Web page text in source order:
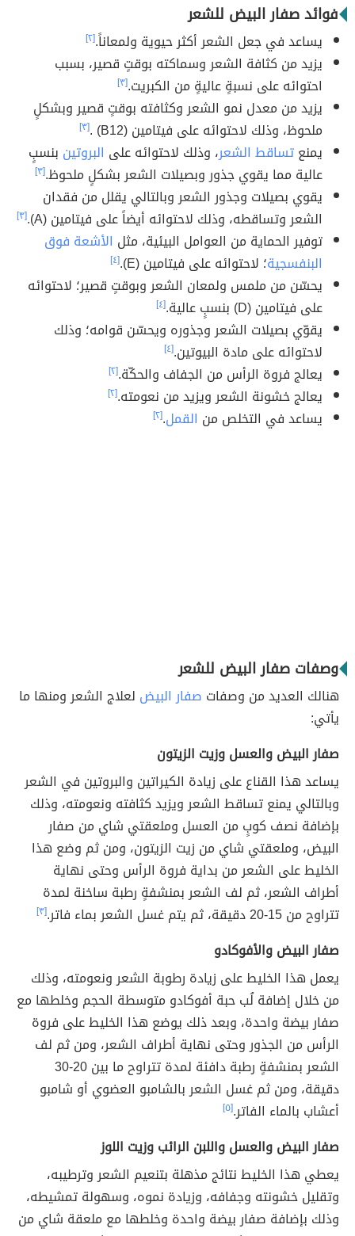
فوائد صفار البيض للشعر
يساعد في جعل الشعر أكثر حيوية ولمعاناً.[٢]
يزيد من كثافة الشعر وسماكته بوقتٍ قصير، بسبب
احتوائه على نسبةٍ عاليةٍ من الكبريت.[٣]
يزيد من معدل نمو الشعر وكثافته بوقتٍ قصير وبشكلٍ
ملحوظ، وذلك لاحتوائه على فيتامين (B12) .
[٣]
يمنعتساقط الشعر، وذلك لاحتوائه على البروتين بنسبٍ
عالية مما يقوي جذور وبصيلات الشعر بشكلٍ ملحوظ.[٣]
يقوي بصيلات وجذور الشعر وبالتالي يقلل من فقدان
الشعر وتساقطه، وذلك لاحتوائه أيضاً على فيتامين (A).
[٣]
توفير الحماية من العوامل البيئية، مثل الأشعة فوق
البنفسجية؛ لاحتوائه على فيتامين (E). [٤]
يحسّن من ملمس ولمعان الشعر وبوقتٍ قصير؛ لاحتوائه
على فيتامين (D) بنسبٍ عالية.
[٤]
يقوّي بصيلات الشعر وجذوره ويحسّن قوامه؛ وذلك
لاحتوائه على مادة البيوتين.[٤]
يعالج فروة الرأس من الجفاف والحكّة.[٢]
يعالج خشونة الشعر ويزيد من نعومته.[٢]
يساعد في التخلص من القمل.[٢]
وصفات صفار البيض للشعر
هنالك العديد من وصفات صفار البيض لعلاج الشعر ومنها ما
يأتي:
صفار البيض والعسل وزيت الزيتون
يساعد هذا القناع على زيادة الكيراتين والبروتين في الشعر
وبالتالي يمنع تساقط الشعر ويزيد كثافته ونعومته، وذلك
بإضافة نصف كوبٍ من العسل وملعقتي شاي من صفار
البيض، وملعقتي شاي من زيت الزيتون، ومن ثم وضع هذا
الخليط على الشعر من بداية فروة الرأس وحتى نهاية
أطراف الشعر، ثم لف الشعر بمنشفةٍ رطبة ساخنة لمدة
تتراوح من 15-20 دقيقة، ثم يتم غسل الشعر بماء فاتر.
[٣]
صفار البيض والأفوكادو
يعمل هذا الخليط على زيادة رطوبة الشعر ونعومته، وذلك
من خلال إضافة لُب حبة أفوكادو متوسطة الحجم وخلطها مع
صفار بيضة واحدة، وبعد ذلك يوضع هذا الخليط على فروة
الرأس من الجذور وحتى نهاية أطراف الشعر، ومن ثم لف
الشعر بمنشفةٍ رطبة دافئة لمدة تتراوح ما بين 20-30
دقيقة، ومن ثم غسل الشعر بالشامبو العضوي أو شامبو
أعشاب بالماء الفاتر.[٥]
صفار البيض والعسل واللبن الرائب وزيت اللوز
يعطي هذا الخليط نتائج مذهلة بتنعيم الشعر وترطيبه،
وتقليل خشونته وجفافه، وزيادة نموه، وسهولة تمشيطه،
وذلك بإضافة صفار بيضة واحدة وخلطها مع ملعقة شاي من